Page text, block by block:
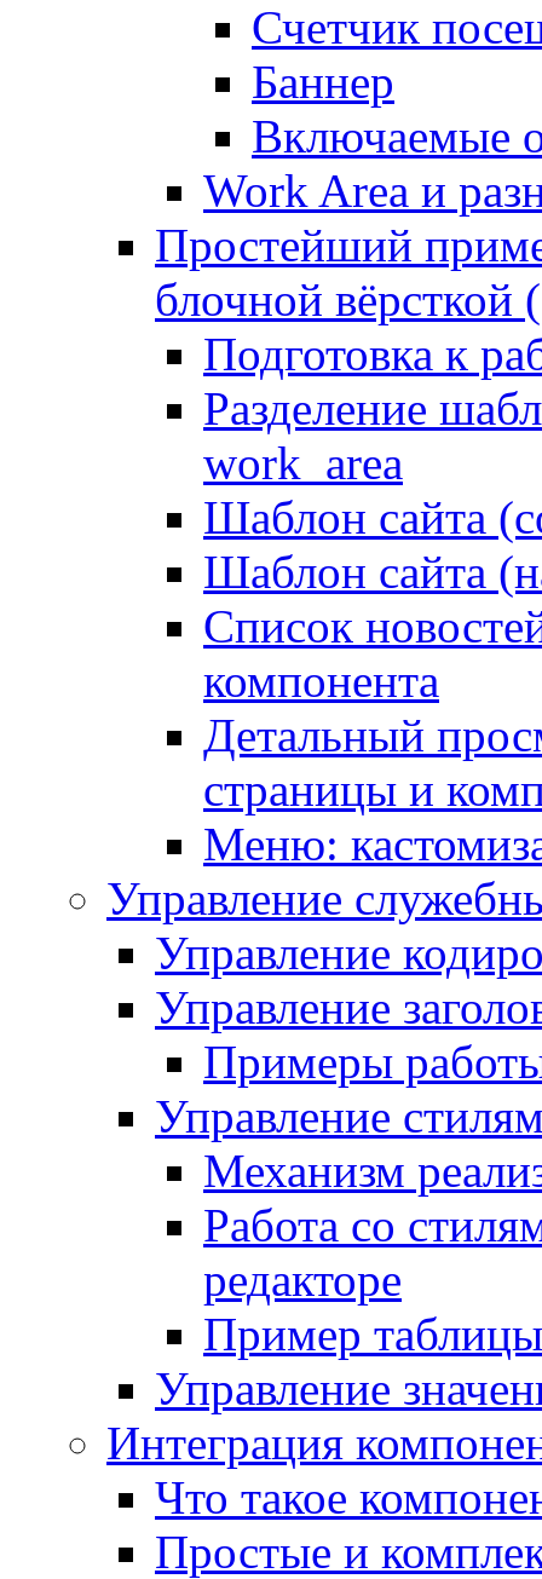
Счетчик
Баннер
Включаемые
Work Area и
Простейший
блочной вёрсткой
Подготовка к
Разделение
work_area
Шаблон сайта
Шаблон сайта
Список
компонента
Детальный
страницы и
Меню:
Управление
Управление
Управление
Примеры
Управление
Механизм
Работа со
редакторе
Пример
Управление
Интеграция
Что такое
Простые и